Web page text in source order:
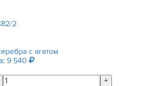
2
с агатом
9 540
+